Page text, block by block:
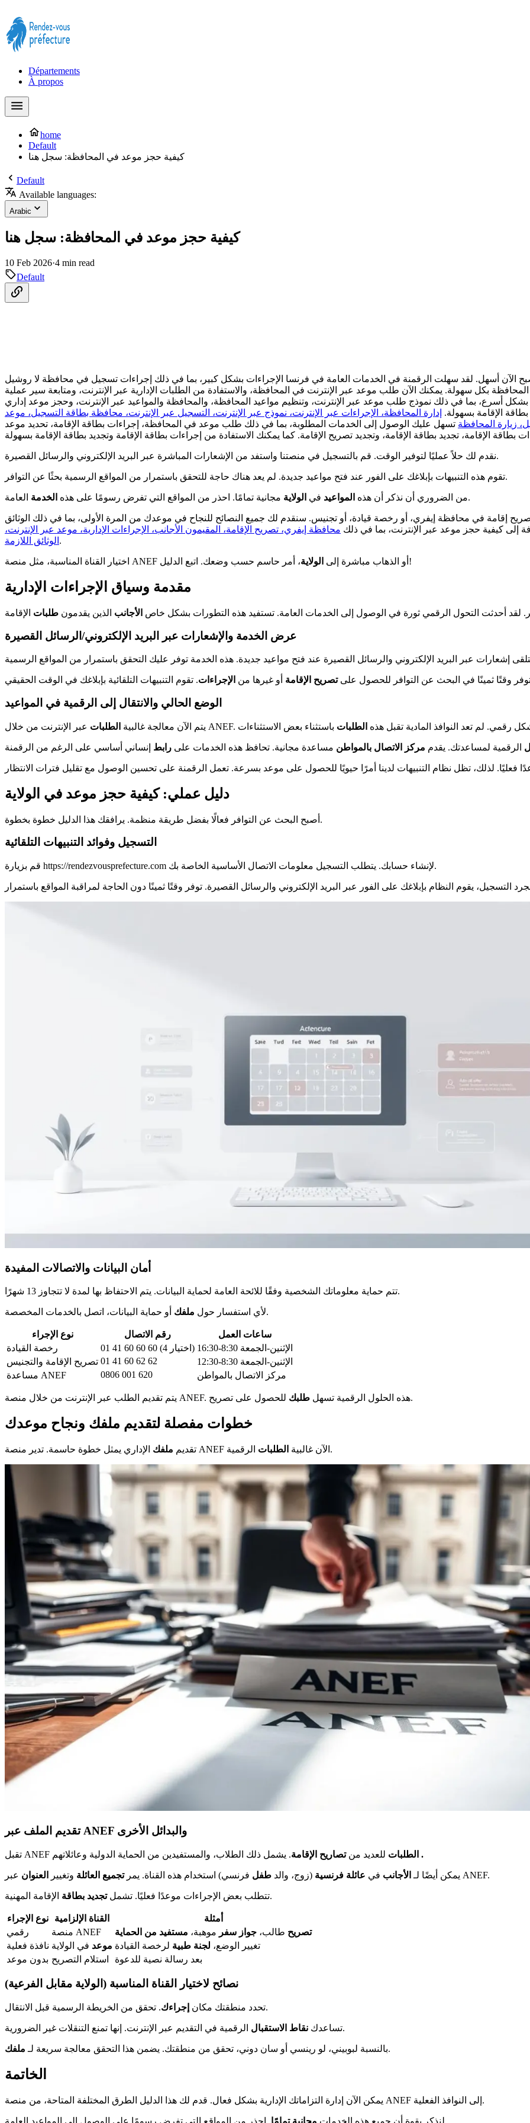
Départements
À propos
home
Default
كيفية حجز موعد في المحافظة: سجل هنا
Default
Available languages:
Arabic
كيفية حجز موعد في المحافظة: سجل هنا
10 Feb 2026·4 min read
Default
الآن أسهل. لقد سهلت الرقمنة في الخدمات العامة في فرنسا الإجراءات بشكل كبير، بما في ذلك إجراءات تسجيل في محافظة لا روشيل
بكل سهولة. يمكنك الآن طلب موعد عبر الإنترنت في المحافظة، والاستفادة من الطلبات الإدارية عبر الإنترنت، ومتابعة سير عملية
أسرع، بما في ذلك نموذج طلب موعد عبر الإنترنت، وتنظيم مواعيد المحافظة، والمحافظة والمواعيد عبر الإنترنت، وحجز موعد إداري
الإقامة بسهولة. إدارة المحافظة، الإجراءات عبر الإنترنت، نموذج عبر الإنترنت، التسجيل عبر الإنترنت، محافظة بطاقة التسجيل، موعد
زيارة المحافظة تسهل عليك الوصول إلى الخدمات المطلوبة، بما في ذلك طلب موعد في المحافظة، إجراءات بطاقة الإقامة، تحديد موعد
نقدم لك حلاً عمليًا لتوفير الوقت. قم بالتسجيل في منصتنا واستفد من الإشعارات المباشرة عبر البريد الإلكتروني والرسائل القصيرة.
تقوم هذه التنبيهات بإبلاغك على الفور عند فتح مواعيد جديدة. لم يعد هناك حاجة للتحقق باستمرار من المواقع الرسمية بحثًا عن التوافر.
من الضروري أن نذكر أن هذه المواعيد في الولاية مجانية تمامًا. احذر من المواقع التي تفرض رسومًا على هذه الخدمة العامة.
إقامة في محافظة إيفري، أو رخصة قيادة، أو تجنيس. سنقدم لك جميع النصائح للنجاح في موعدك من المرة الأولى، بما في ذلك الوثائق
إلى كيفية حجز موعد عبر الإنترنت، بما في ذلك محافظة إيفري، تصريح الإقامة، المقيمون الأجانب، الإجراءات الإدارية، موعد عبر الإنترنت،
الوثائق اللازمة .
اختيار القناة المناسبة، مثل منصة ANEF أو الذهاب مباشرة إلى الولاية ، أمر حاسم حسب وضعك. اتبع الدليل!
مقدمة وسياق الإجراءات الإدارية
الأجانب الذين يقدمون طلبات
عرض الخدمة والإشعارات عبر البريد الإلكتروني/الرسائل القصيرة
وقتًا ثمينًا في البحث عن التوافر للحصول علىتصريح الإقامة أو غيرها من الإجراءات
الوضع الحالي والانتقال إلى الرقمية في المواعيد
يتم الآن معالجة غالبية الطلبات رقمي. لم تعد النوافذ المادية تقبل هذه الطلبات
الرقمية لمساعدتك. يقدم مركز الاتصال بالمواطن مساعدة مجانية. تحافظ هذه الخدمات على رابط
دليل عملي: كيفية حجز موعد في الولاية
أصبح البحث عن التوافر فعالًا بفضل طريقة منظمة. يرافقك هذا الدليل خطوة بخطوة.
التسجيل وفوائد التنبيهات التلقائية
قم بزيارة https://rendezvousprefecture.com لإنشاء حسابك. يتطلب التسجيل معلومات الاتصال الأساسية الخاصة بك.
أمان البيانات والاتصالات المفيدة
تتم حماية معلوماتك الشخصية وفقًا للائحة العامة لحماية البيانات. يتم الاحتفاظ بها لمدة لا تتجاوز 13 شهرًا.
لأي استفسار حول ملفك أو حماية البيانات، اتصل بالخدمات المخصصة.
نوع الإجراء رقم الاتصال
ساعات العمل
رخصة القيادة
01 41 60 60 60 (اختيار 4)
الإثنين-الجمعة 8:30-16:30
تصريح الإقامة والتجنيس 01 41 60 62 62
الإثنين-الجمعة 8:30-12:30
مساعدة ANEF
0806 001 620 مركز الاتصال بالمواطن
يتم تقديم الطلب عبر الإنترنت من خلال منصة ANEF. هذه الحلول الرقمية تسهل طلبك للحصول على تصريح.
خطوات مفصلة لتقديم ملفك ونجاح موعدك
تقديم ملفك الإداري يمثل خطوة حاسمة. تدير منصة ANEF الآن غالبية الطلبات الرقمية.
تقديم الملف عبر ANEF والبدائل الأخرى
تقبل ANEF الطلبات للعديد منتصاريح الإقامة .
يمكن أيضًا لـ الأجانب في عائلة فرنسية (زوج، والد طفل فرنسي) استخدام هذه القناة. يمرتجميع العائلة وتغيير العنوان عبر ANEF.
تتطلب بعض الإجراءات موعدًا فعليًا. تشملتجديد بطاقة الإقامة المهنية.
نوع الإجراء القناة الإلزامية
أمثلة
رقمي
منصة ANEF تصريح طالب، جواز سفر موهبة، مستفيد من الحماية
نافذة فعلية
موعد في الولاية تغيير الوضع، لجنة طبية لرخصة القيادة
بدون موعد استلام التصريح بعد رسالة نصية للدعوة
نصائح لاختيار القناة المناسبة (الولاية مقابل الفرعية)
تحدد منطقتك مكان إجراءك . تحقق من الخريطة الرسمية قبل الانتقال.
تساعدك نقاط الاستقبال الرقمية في التقديم عبر الإنترنت. إنها تمنع التنقلات غير الضرورية.
بالنسبة لبوبيني، لو رينسي أو سان دوني، تحقق من منطقتك. يضمن هذا التحقق معالجة سريعة لـ ملفك .
الخاتمة
يمكن الآن إدارة التزاماتك الإدارية بشكل فعال. قدم لك هذا الدليل الطرق المختلفة المتاحة، من منصة ANEF إلى النوافذ الفعلية.
لنذكر بقوة أن جميع هذه الخدمات مجانية تمامًا